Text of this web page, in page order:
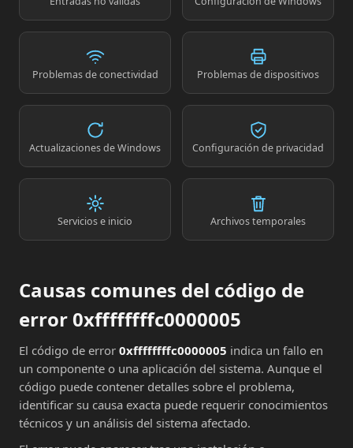
Problemas de conectividad Problemas de dispositivos
Actualizaciones de Windows Configuración de privacidad
Servicios e inicio Archivos temporales
Causas comunes del código de
error 0xffffffffc0000005
El código de error 0xffffffffc0000005 indica un fallo en
un componente o una aplicación del sistema. Aunque el
código puede contener detalles sobre el problema,
identificar su causa exacta puede requerir conocimientos
técnicos y un análisis del sistema afectado.